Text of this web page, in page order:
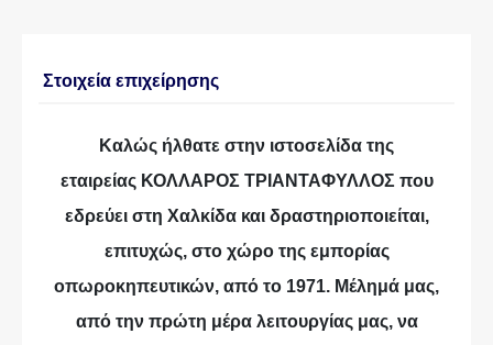
Στοιχεία επιχείρησης
Καλώς ήλθατε στην ιστοσελίδα της
εταιρείας ΚΟΛΛΑΡΟΣ ΤΡΙΑΝΤΑΦΥΛΛΟΣ που
εδρεύει στη Χαλκίδα και δραστηριοποιείται,
επιτυχώς, στο χώρο της εμπορίας
οπωροκηπευτικών, από το 1971. Μέλημά μας,
από την πρώτη μέρα λειτουργίας μας, να